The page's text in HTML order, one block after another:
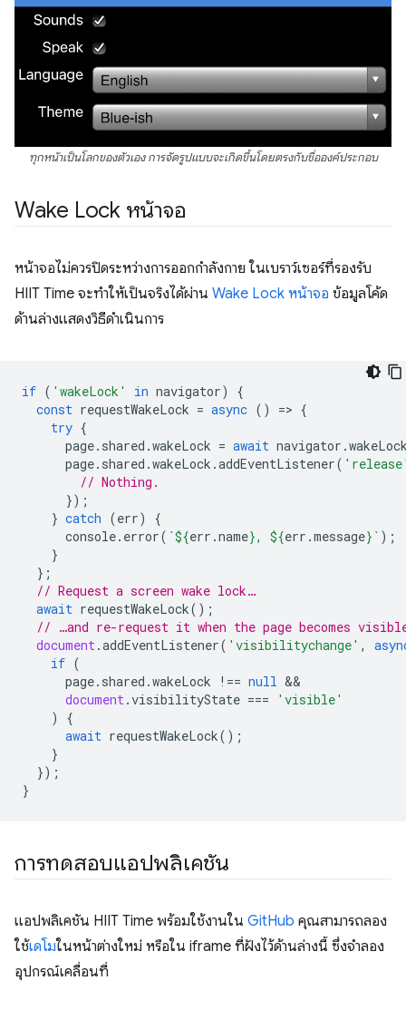
ทุกหน้าเป็นโลกของตัวเอง การจัดรูปแบบจะเกิดขึ้นโดยตรงกับชื่อองค์ประกอบ
Wake Lock หน้าจอ
หน้าจอไม่ควรปิดระหว่างการออกกำลังกาย ในเบราว์เซอร์ที่รองรับ
HIIT Time จะทำให้เป็นจริงได้ผ่าน Wake Lock หน้าจอ ข้อมูลโค้ด
ด้านล่างแสดงวิธีดำเนินการ
if ( 'wakeLock' in navigator)
{
const requestWakeLock = async () => {
try {
page. shared .wakeLock = await navigator .
page. shared .wakeLock .addEventListener(
// Nothing.
});
} catch (err)
{
console. error( `${err .name}, ${err .message} ` );
}
};
// Request a screen wake lock…
await requestWakeLock();
// …and re-request it when the page becomes
document.addEventListener( 'visibilitychange' ,
if (
page. shared .wakeLock !== null
document.visibilityState ===
'visible'
)
{
await requestWakeLock();
}
});
}
การทดสอบแอปพลิเคชัน
แอปพลิเคชัน HIIT Time พร้อมใช้งานใน GitHub คุณสามารถลอง
ใช้เดโมในหน้าต่างใหม่ หรือใน iframe ที่ฝังไว้ด้านล่างนี้ ซึ่งจำลอง
อุปกรณ์เคลื่อนที่